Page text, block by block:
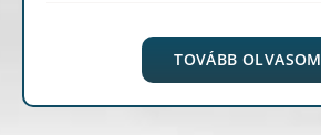
TOVÁBB OLVASOM